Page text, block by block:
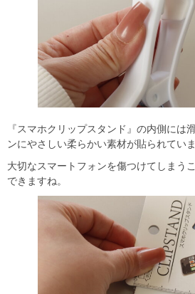
『スマホクリップスタンド』の内側には
ンにやさしい柔らかい素材が貼られていま
大切なスマートフォンを傷つけてしまう
できますね。